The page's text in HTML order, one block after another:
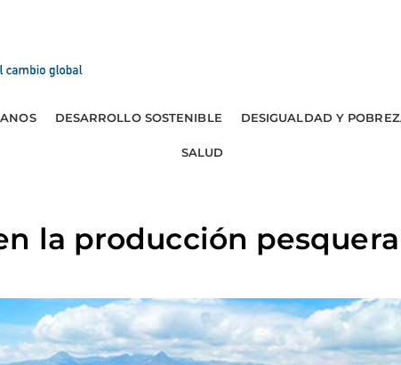
DESARROLLO SOSTENIBLE DESIGUALDAD Y
SALUD
la producción